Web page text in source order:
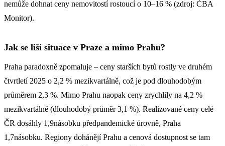
nemůže dohnat ceny nemovitostí rostoucí o 10–16 % (zdroj: ČBA
Monitor).
Jak se liší situace v Praze a mimo Prahu?
Praha paradoxně zpomaluje – ceny starších bytů rostly ve druhém
čtvrtletí 2025 o 2,2 % mezikvartálně, což je pod dlouhodobým
průměrem 2,3 %. Mimo Prahu naopak ceny zrychlily na 4,2 %
mezikvartálně (dlouhodobý průměr 3,1 %). Realizované ceny celé
ČR dosáhly 1,9násobku předpandemické úrovně, Praha
1,7násobku. Regiony dohánějí Prahu a cenová dostupnost se tam